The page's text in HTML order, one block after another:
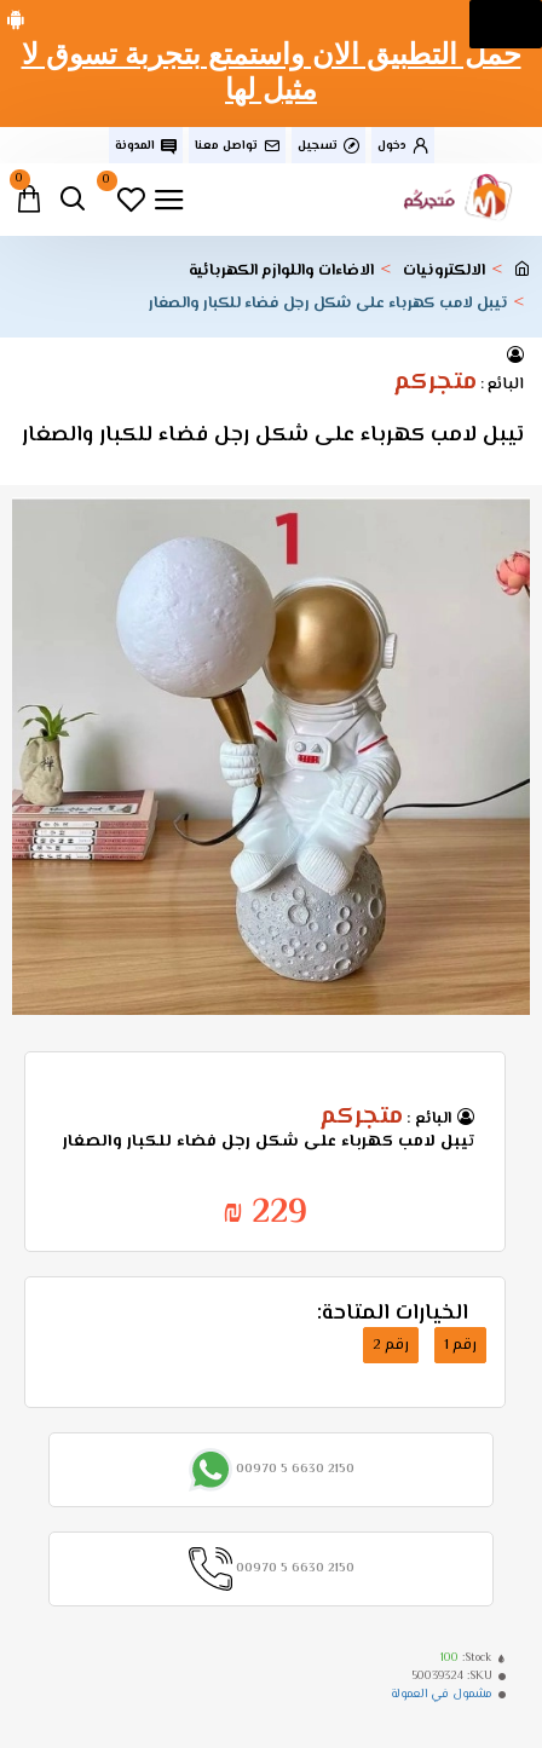
حمل التطبيق الان واستمتع بتجربة تسوق لا
مثيل لها
دخول تسجيل تواصل معنا
المدونة
0
0
الالكترونيات
الاضاءات واللوازم الكهربائية
تيبل لامب كهرباء على شكل رجل فضاء للكبار والصغار
البائع : متجركم
تيبل لامب كهرباء على شكل رجل فضاء للكبار والصغار
البائع : متجركم
تيبل لامب كهرباء على شكل رجل فضاء للكبار والصغار
229 ₪
Stock:
100
SKU:
50039324
مشمول في العمولة
الخيارات المتاحة:
رقم 1 رقم 2
00970 5 6630 2150
00970 5 6630 2150